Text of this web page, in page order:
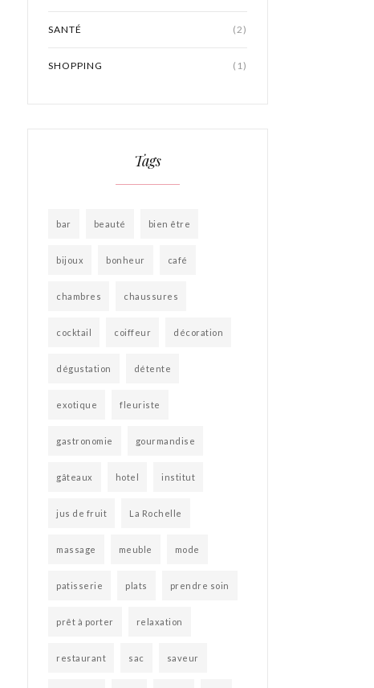
SANTÉ (2)
SHOPPING (1)
Tags
bar beauté bien être
bijoux bonheur café
chambres chaussures
cocktail coiffeur décoration
dégustation détente
exotique fleuriste
gastronomie gourmandise
gâteaux hotel institut
jus de fruit La Rochelle
massage meuble mode
patisserie plats prendre soin
prêt à porter relaxation
restaurant sac saveur